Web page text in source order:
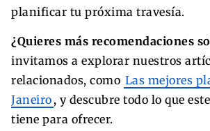
planificar tu próxima travesía.
¿Quieres más recomendaciones
invitamos a explorar nuestros
relacionados, como Las mejores
Janeiro , y descubre todo lo que
tiene para ofrecer.